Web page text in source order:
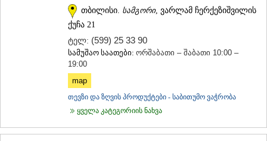
ᲗᲔᲗᲠᲘᲬᲧᲐᲠᲝ
თბილისი. სამგორი, ვარლამ ჩერქეზიშვილის
ქუჩა 21
ტელ: (599) 25 33 90
სამუშაო საათები: ორშაბათი – შაბათი 10:00 –
19:00
map
თევზი და ზღვის პროდუქტები - საბითუმო ვაჭრობა
ყველა კატეგორიის ნახვა